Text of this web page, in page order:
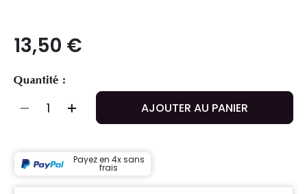
13,50 €
Quantité :
AJOUTER AU PANIER
Payez en 4x sans
frais